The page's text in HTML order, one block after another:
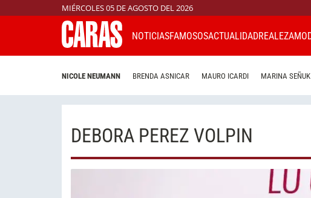
MIÉRCOLES 05 DE AGOSTO DEL 2026
NOTICIASFAMOSOSACTUALIDADREALEZA
NICOLE NEUMANN BRENDA ASNICAR MAURO ICARDI MARINA SEÑUK
DEBORA PEREZ VOLPIN